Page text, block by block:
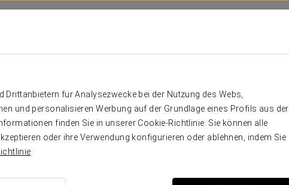
für Analysezwecke bei der Nutzung des Webs,
und personalisieren Werbung auf der Grundlage eines Profils aus der
finden Sie in unserer Cookie-Richtlinie. Sie können alle
oder ihre Verwendung konfigurieren oder ablehnen, indem Sie
die Sie brauchen
Gästen111 geräumige Zimmer, die elegant eingerichtet und mit
sind, was höchsten Komfort garantiert. Besonders
Suite mit über 130 m² und die Grand Corner Suite mit 80 m².